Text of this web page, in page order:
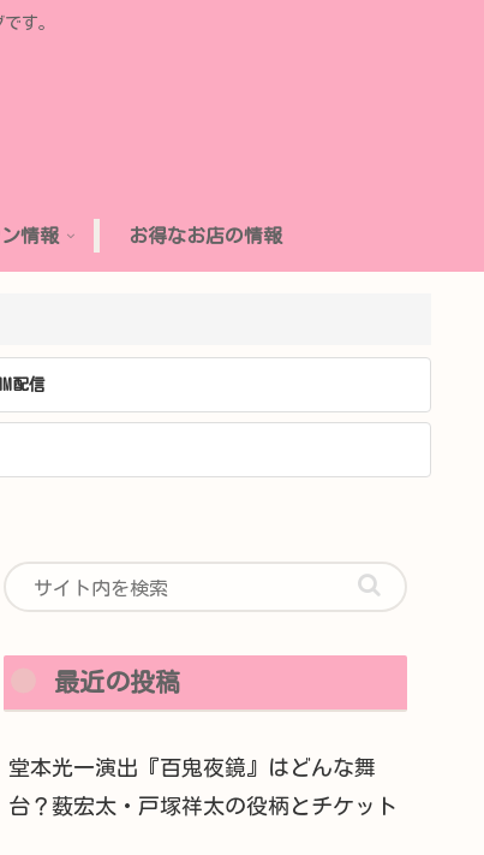
す。
情報 お得なお店の情報
配信
最近の投稿
堂本光一演出『百鬼夜鏡』はどんな舞
台？薮宏太・戸塚祥太の役柄とチケット